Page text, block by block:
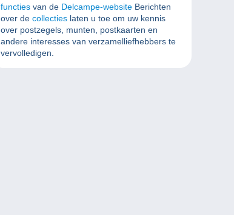
functies van de Delcampe-website Berichten
over de collecties laten u toe om uw kennis
over postzegels, munten, postkaarten en
andere interesses van verzamelliefhebbers te
vervolledigen.